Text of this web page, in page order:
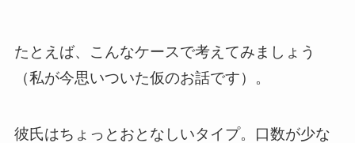
たとえば、こんなケースで考えてみましょう
（私が今思いついた仮のお話です）。
彼氏はちょっとおとなしいタイプ。口数が少な